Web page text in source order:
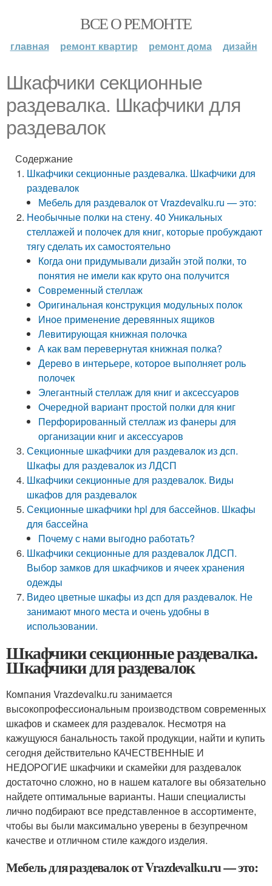
ВСЕ О РЕМОНТЕ
главная ремонт квартир ремонт дома дизайн
Шкафчики секционные
раздевалка. Шкафчики для
раздевалок
Содержание
Шкафчики секционные раздевалка. Шкафчики для
раздевалок
Мебель для раздевалок от Vrazdevalku.ru — это:
Необычные полки на стену. 40 Уникальных
стеллажей и полочек для книг, которые пробуждают
тягу сделать их самостоятельно
Когда они придумывали дизайн этой полки, то
понятия не имели как круто она получится
Современный стеллаж
Оригинальная конструкция модульных полок
Иное применение деревянных ящиков
Левитирующая книжная полочка
А как вам перевернутая книжная полка?
Дерево в интерьере, которое выполняет роль
полочек
Элегантный стеллаж для книг и аксессуаров
Очередной вариант простой полки для книг
Перфорированный стеллаж из фанеры для
организации книг и аксессуаров
Секционные шкафчики для раздевалок из дсп.
Шкафы для раздевалок из ЛДСП
Шкафчики секционные для раздевалок. Виды
шкафов для раздевалок
Секционные шкафчики hpl для бассейнов. Шкафы
для бассейна
Почему с нами выгодно работать?
Шкафчики секционные для раздевалок ЛДСП.
Выбор замков для шкафчиков и ячеек хранения
одежды
Видео цветные шкафы из дсп для раздевалок. Не
занимают много места и очень удобны в
использовании.
Шкафчики секционные раздевалка.
Шкафчики для раздевалок
Компания Vrazdevalku.ru занимается
высокопрофессиональным производством современных
шкафов и скамеек для раздевалок. Несмотря на
кажущуюся банальность такой продукции, найти и купить
сегодня действительно КАЧЕСТВЕННЫЕ И
НЕДОРОГИЕ шкафчики и скамейки для раздевалок
достаточно сложно, но в нашем каталоге вы обязательно
найдете оптимальные варианты. Наши специалисты
лично подбирают все представленное в ассортименте,
чтобы вы были максимально уверены в безупречном
качестве и отличном стиле каждого изделия.
Мебель для раздевалок от Vrazdevalku.ru — это: